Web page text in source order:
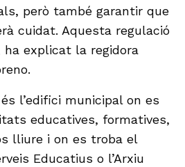
però també garantir que
cuidat. Aquesta regulació
ha explicat la regidora
l’edifici municipal on es
educatives, formatives,
lliure i on es troba el
Educatius o l’Arxiu